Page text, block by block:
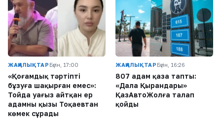
ЖАҢАЛЫҚТАР Бүгін, 17:00
«Қоғамдық тәртіпті
бұзуға шақырған емес»:
Тойда уағыз айтқан ер
адамның қызы Тоқаевтан
көмек сұрады
ЖАҢАЛЫҚТАР Бүгін, 16:26
807 адам қаза тапты:
«Дала Қырандары»
ҚазАвтоЖолға талап
қойды